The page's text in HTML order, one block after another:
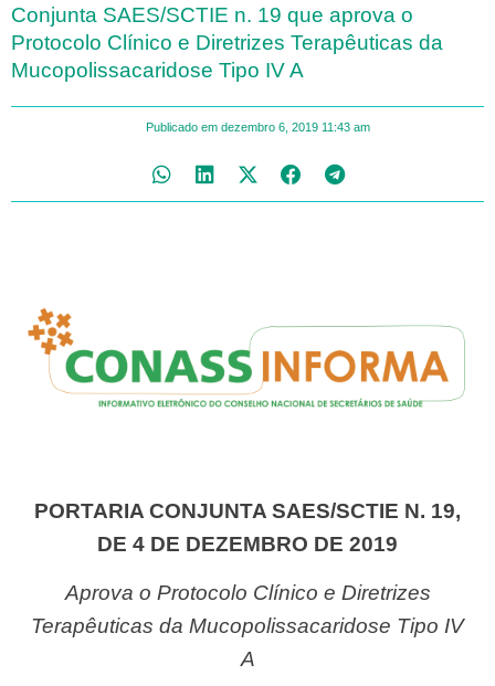
Conjunta SAES/SCTIE n. 19 que aprova o
Protocolo Clínico e Diretrizes Terapêuticas da
Mucopolissacaridose Tipo IV A
Publicado em dezembro 6, 2019 11:43 am
PORTARIA CONJUNTA SAES/SCTIE N. 19,
DE 4 DE DEZEMBRO DE 2019
Aprova o Protocolo Clínico e Diretrizes
Terapêuticas da Mucopolissacaridose Tipo IV
A